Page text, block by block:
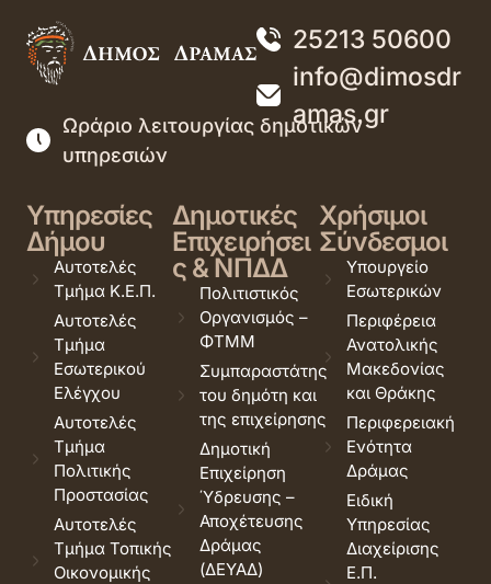
25213 50600
info@dimosdr
amas.gr
Ωράριο λειτουργίας δημοτικών
υπηρεσιών
Υπηρεσίες
Δήμου
Αυτοτελές
Τμήμα Κ.Ε.Π.
Αυτοτελές
Τμήμα
Εσωτερικού
Ελέγχου
Αυτοτελές
Τμήμα
Πολιτικής
Προστασίας
Αυτοτελές
Τμήμα Τοπικής
Οικονομικής
Δημοτικές
Επιχειρήσει
ς & ΝΠΔΔ
Πολιτιστικός
Οργανισμός –
ΦΤΜΜ
Συμπαραστάτης
του δημότη και
της επιχείρησης
Δημοτική
Επιχείρηση
Ύδρευσης –
Αποχέτευσης
Δράμας
(ΔΕΥΑΔ)
Χρήσιμοι
Σύνδεσμοι
Υπουργείο
Εσωτερικών
Περιφέρεια
Ανατολικής
Μακεδονίας
και Θράκης
Περιφερειακή
Ενότητα
Δράμας
Ειδική
Υπηρεσίας
Διαχείρισης
Ε.Π.